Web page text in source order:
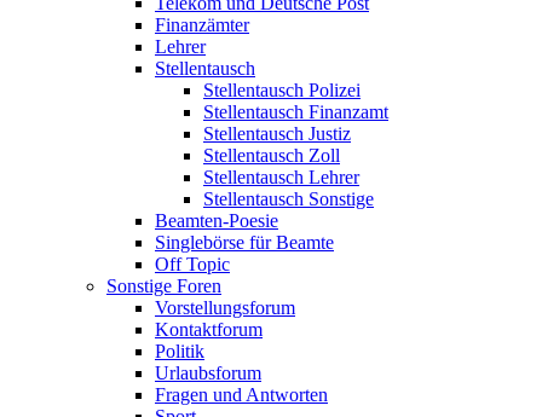
Finanzämter
Lehrer
Stellentausch
Stellentausch Polizei
Stellentausch Finanzamt
Stellentausch Justiz
Stellentausch Zoll
Stellentausch Lehrer
Stellentausch Sonstige
Beamten-Poesie
Singlebörse für Beamte
Off Topic
Sonstige Foren
Vorstellungsforum
Kontaktforum
Politik
Urlaubsforum
Fragen und Antworten